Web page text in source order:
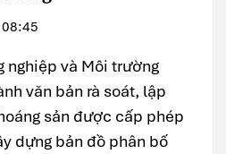
nghiệp và Môi trường
văn bản rà soát, lập
sản được cấp phép
dựng bản đồ phân bố